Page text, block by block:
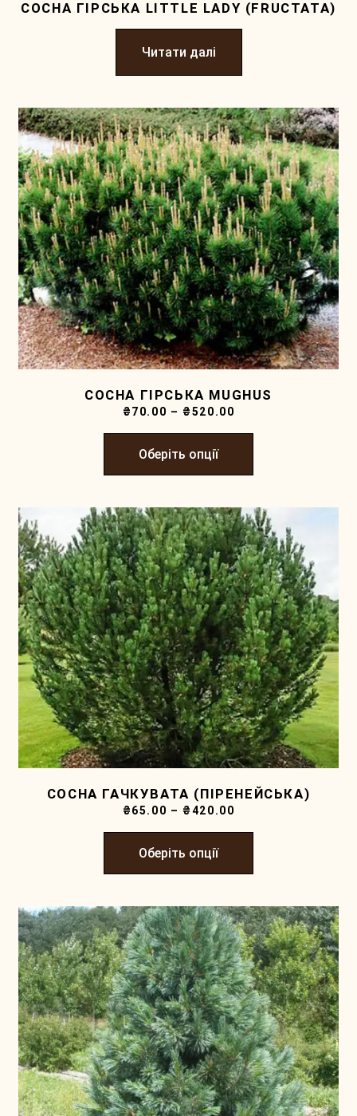
СОСНА ГІРСЬКА LITTLE LADY (FRUCTATA)
Читати далі
СОСНА ГІРСЬКА MUGHUS
₴70.00 – ₴520.00
Оберіть опції
СОСНА ГАЧКУВАТА (ПІРЕНЕЙСЬКА)
₴65.00 – ₴420.00
Оберіть опції